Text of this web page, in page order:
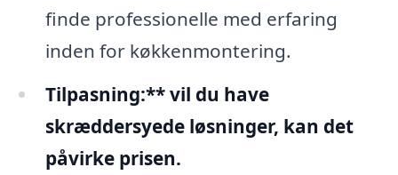
finde professionelle med erfaring
inden for køkkenmontering.
Tilpasning:** vil du have
skræddersyede løsninger, kan det
påvirke prisen.